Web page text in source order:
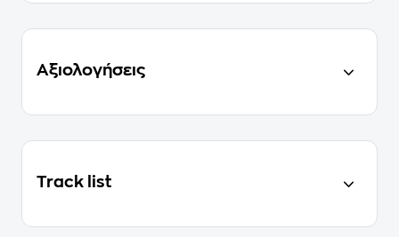
Αξιολογήσεις
Track list